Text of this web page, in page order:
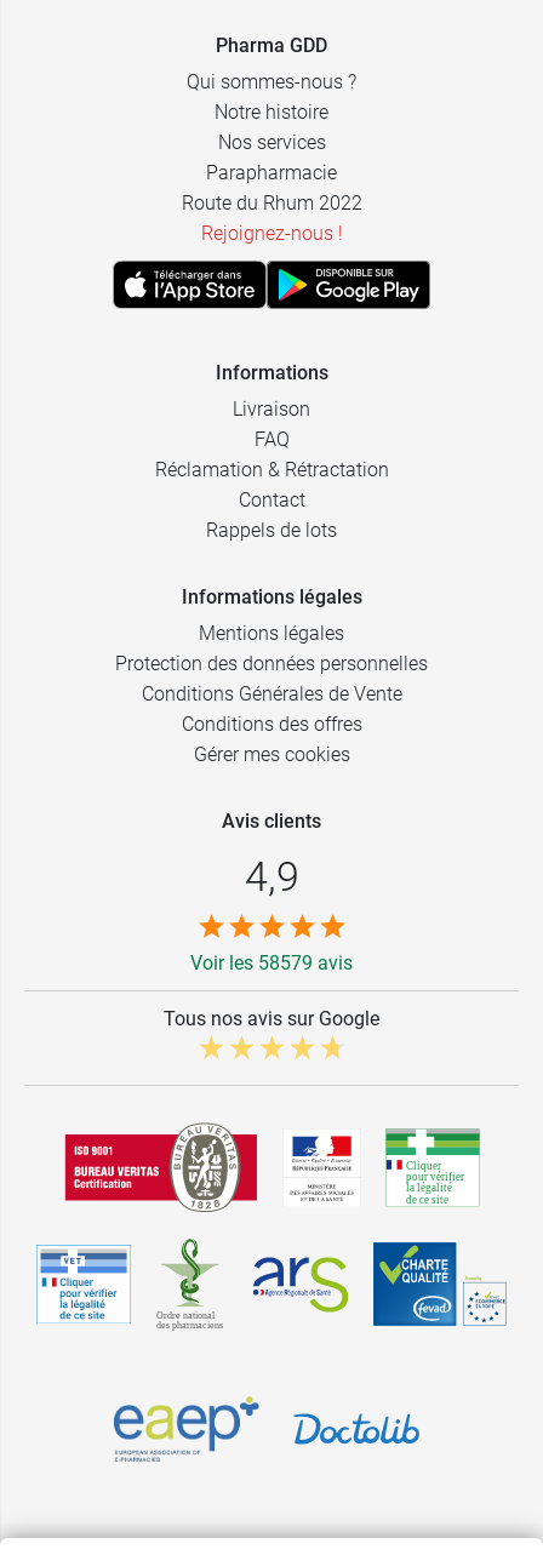
Pharma GDD
Qui sommes-nous ?
Notre histoire
Nos services
Parapharmacie
Route du Rhum 2022
Rejoignez-nous !
Informations
Livraison
FAQ
Réclamation & Rétractation
Contact
Rappels de lots
Informations légales
Mentions légales
Protection des données personnelles
Conditions Générales de Vente
Conditions des offres
Gérer mes cookies
Avis clients
4,9
Voir les 58579 avis
Tous nos avis sur Google